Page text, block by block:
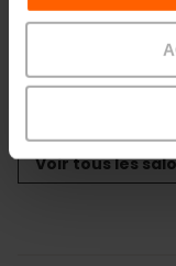
Audit:95
Cocktail:120
Voir tous les